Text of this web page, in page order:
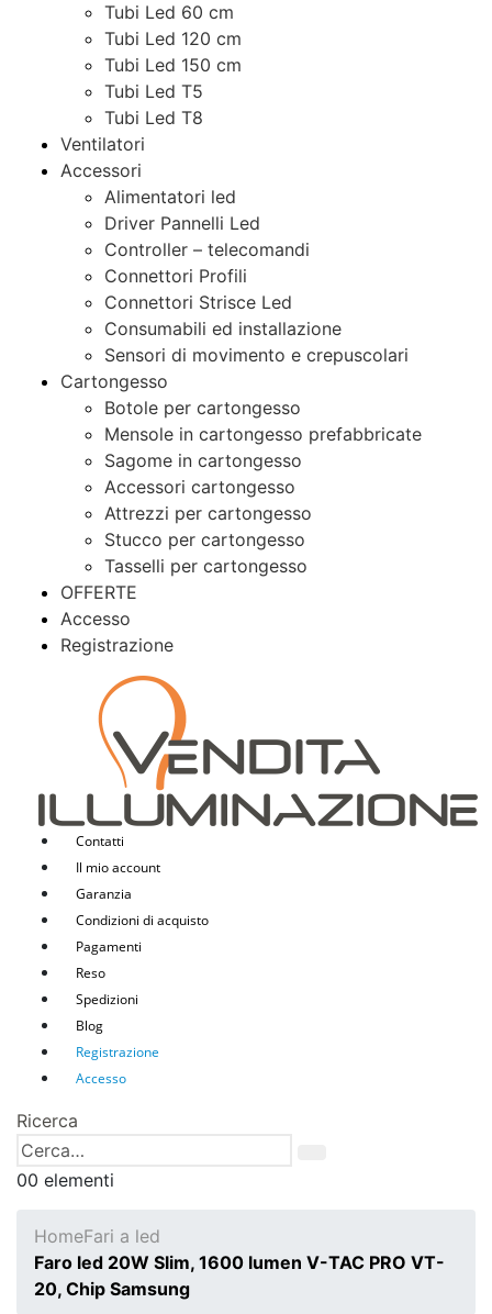
Tubi Led 60 cm
Tubi Led 120 cm
Tubi Led 150 cm
Tubi Led T5
Tubi Led T8
Ventilatori
Accessori
Alimentatori led
Driver Pannelli Led
Controller – telecomandi
Connettori Profili
Connettori Strisce Led
Consumabili ed installazione
Sensori di movimento e crepuscolari
Cartongesso
Botole per cartongesso
Mensole in cartongesso prefabbricate
Sagome in cartongesso
Accessori cartongesso
Attrezzi per cartongesso
Stucco per cartongesso
Tasselli per cartongesso
OFFERTE
Accesso
Registrazione
Contatti
Il mio account
Garanzia
Condizioni di acquisto
Pagamenti
Reso
Spedizioni
Blog
Registrazione
Accesso
Ricerca
00 elementi
HomeFari a led
Faro led 20W Slim, 1600 lumen V-TAC PRO VT-
20, Chip Samsung